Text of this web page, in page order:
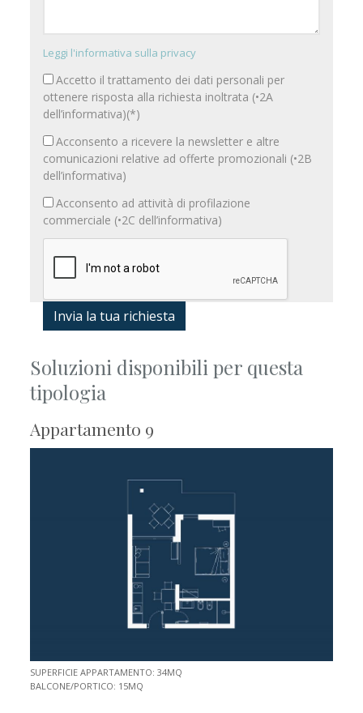
Leggi l'informativa sulla privacy
Accetto il trattamento dei dati personali per
ottenere risposta alla richiesta inoltrata (•2A
dell’informativa)(*)
Acconsento a ricevere la newsletter e altre
comunicazioni relative ad offerte promozionali (•2B
dell’informativa)
Acconsento ad attività di profilazione
commerciale (•2C dell’informativa)
Invia la tua richiesta
Soluzioni disponibili per questa
tipologia
Appartamento 9
SUPERFICIE APPARTAMENTO: 34MQ
BALCONE/PORTICO: 15MQ